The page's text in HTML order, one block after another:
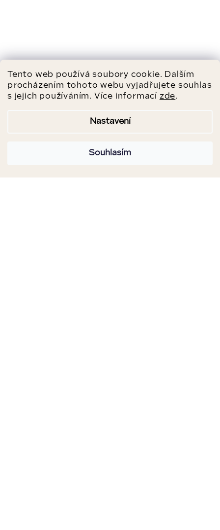
Tento web používá soubory cookie. Dalším
procházením tohoto webu vyjadřujete souhlas
s jejich používáním. Více informací zde.
Nastavení
Souhlasím